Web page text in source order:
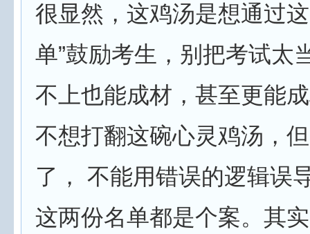
很显然，这鸡汤是想通过
单”鼓励考生，别把考试太
不上也能成材，甚至更能
不想打翻这碗心灵鸡汤，
了， 不能用错误的逻辑误
这两份名单都是个案。其